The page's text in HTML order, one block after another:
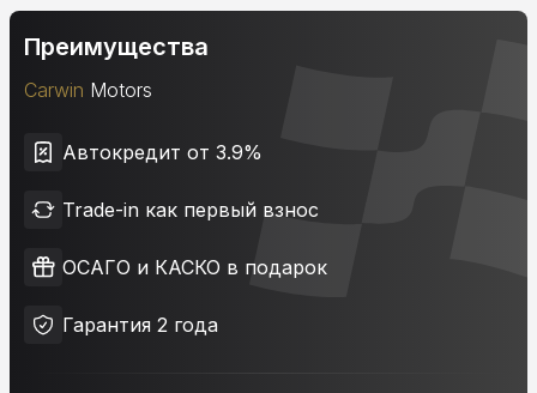
Преимущества
Carwin Motors
Автокредит от 3.9%
Trade-in как первый взнос
ОСАГО и КАСКО в подарок
Гарантия 2 года